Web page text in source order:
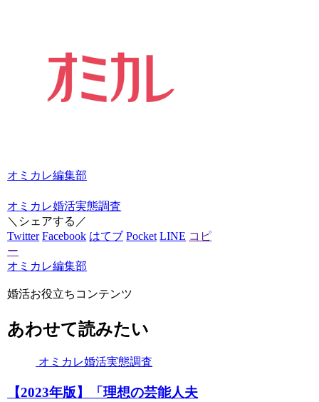
オミカレ編集部
オミカレ婚活実態調査
＼シェアする／
Twitter Facebook はてブ Pocket LINE コピ
ー
オミカレ編集部
婚活お役立ちコンテンツ
あわせて読みたい
オミカレ婚活実態調査
【2023年版】「理想の芸能人夫